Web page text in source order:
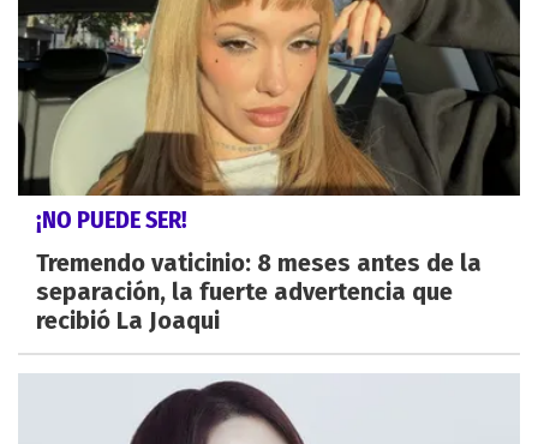
¡NO PUEDE SER!
Tremendo vaticinio: 8 meses antes de la
separación, la fuerte advertencia que
recibió La Joaqui